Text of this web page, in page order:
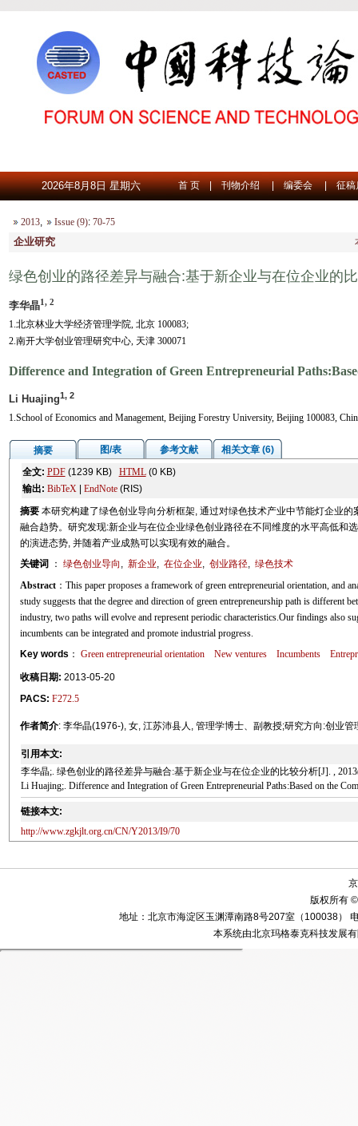
2026年8月8日 星期六 首 页 | 刊物介绍 | 编委会 | 征稿
2013, Issue (9):70-75
企业研究
绿色创业的路径差异与融合:基于新企业与在位企业的
李华晶1, 2
1.北京林业大学经济管理学院, 北京 100083;
2.南开大学创业管理研究中心, 天津 300071
Difference and Integration of Green Entrepreneurial
Li Huajing1, 2
1.School of Economics and Management, Beijing Forestry University, Beijing 100083,
摘要 图/表 参考文献
相关文章 (6)
全文: PDF(1239 KB) HTML(0 KB)
输出: BibTeX| EndNote(RIS)
摘要 本研究构建了绿色创业导向分析框架, 通过对绿色技术产业中节能灯企业
融合趋势。研究发现:新企业与在位企业绿色创业路径在不同维度的水平高低和
的演进态势, 并随着产业成熟可以实现有效的融合。
关键词
： 绿色创业导向 , 新企业, 在位企业, 创业路径, 绿色技术
Abstract：This paper proposes a framework of green entrepreneurial orientation, and
study suggests that the degree and direction of green entrepreneurship path is different
industry, two paths will evolve and represent periodic characteristics.Our findings also
incumbents can be integrated and promote industrial progress.
Key words ： Green entrepreneurial orientation New ventures Incumbents
收稿日期: 2013-05-20
PACS: F272.5
作者简介: 李华晶(1976-), 女, 江苏沛县人, 管理学博士、副教授;研究方向:创业管
引用本文:
李华晶;. 绿色创业的路径差异与融合:基于新企业与在位企业的比较分析[J]. ,
Li Huajing;. Difference and Integration of Green Entrepreneurial Paths:Based on the
链接本文:
http://www.zgkjlt.org.cn/CN/Y2013/I9/70
版权所有
地址：北京市海淀区玉渊潭南路8号207室（100038）
本系统由北京玛格泰克科技发展